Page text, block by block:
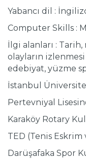
Yabancı dil :
Computer Skills :
İlgi alanları :
olayların
edebiyat, yüzme
İstanbul
Pertevniyal
Karaköy Rotary
TED (Tenis Eskrim
Darüşafaka Spor